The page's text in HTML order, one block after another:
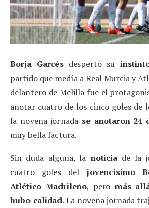
Borja Garcés despertó su
partido que medía a Real Murcia y
delantero de Melilla fue el
anotar cuatro de los cinco goles de
la novena jornada se anotaron 24
muy bella factura.
Sin duda alguna, la noticiade la
cuatro goles del jovencísimo
Atlético Madrileño, pero más
hubo calidad. La novena jornada